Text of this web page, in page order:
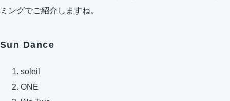
ミングでご紹介しますね。
Sun Dance
soleil
ONE